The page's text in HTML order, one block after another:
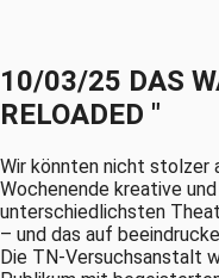
10/03/25 DAS
RELOADED "
Wir könnten nicht stolzer
Wochenende kreative
unterschiedlichsten
– und das auf
Die TN-Versuchsanstalt